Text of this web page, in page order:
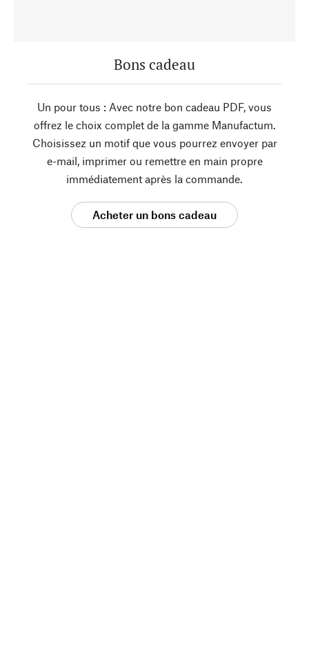
Bons cadeau
Un pour tous : Avec notre bon cadeau PDF, vous
offrez le choix complet de la gamme Manufactum.
Choisissez un motif que vous pourrez envoyer par
e-mail, imprimer ou remettre en main propre
immédiatement après la commande.
Acheter un bons cadeau